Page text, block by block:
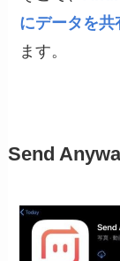
にデータを共
ます。
Send